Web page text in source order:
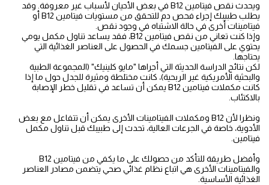
ويحدث نقص فيتامين B12 في بعض الأحيان لأسباب غير معروفة. وقد
يطلب طبيبك إجراء فحص دم للتحقق من مستويات فيتامين B12 أو
فيتامينات أخرى في حالة الاشتباه في وجود نقص.
وإذا كنت تعاني من نقص فيتامين B12، فقد يساعد تناول مكمل يومي
يحتوي على الفيتامين جسمك في الحصول على العناصر الغذائية التي
يحتاجها.
لكن نتائج الدراسة الحديثة التي أجراها "مايو كلينيك" (المجموعة الطبية
والبحثية الأمريكية غير الربحية)، كانت مختلطة ومثيرة للجدل حول ما إذا
كانت مكملات فيتامين B12 يمكن أن تساعد في تقليل خطر الإصابة
بالاكتئاب.
ونظرا لأن B12 ومكملات الفيتامينات الأخرى يمكن أن تتفاعل مع بعض
الأدوية، خاصة في الجرعات العالية، تحدث إلى طبيبك قبل تناول مكمل
فيتامين.
وأفضل طريقة للتأكد من حصولك على ما يكفي من فيتامين B12
والفيتامينات الأخرى هي اتباع نظام غذائي صحي يتضمن مصادر العناصر
الغذائية الأساسية.